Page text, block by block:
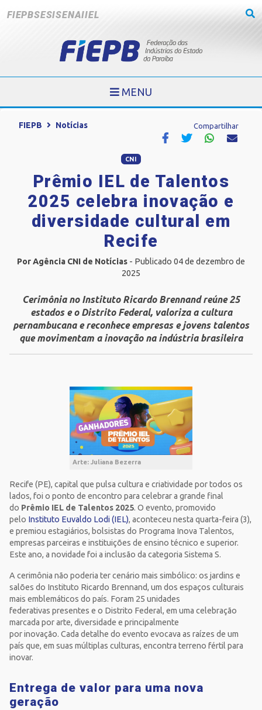
FIEPBSESISENAIIEL
MENU
FIEPB Notícias Compartilhar
CNI
Prêmio IEL de Talentos
2025 celebra inovação e
diversidade cultural em
Recife
Por Agência CNI de Notícias - Publicado 04 de dezembro de
2025
Cerimônia no Instituto Ricardo Brennand reúne 25
estados e o Distrito Federal, valoriza a cultura
pernambucana e reconhece empresas e jovens talentos
que movimentam a inovação na indústria brasileira
Arte: Juliana Bezerra
Recife (PE), capital que pulsa cultura e criatividade por todos os
lados, foi o ponto de encontro para celebrar a grande final
do Prêmio IEL de Talentos 2025. O evento, promovido
pelo Instituto Euvaldo Lodi (IEL), aconteceu nesta quarta-feira (3),
e premiou estagiários, bolsistas do Programa Inova Talentos,
empresas parceiras e instituições de ensino técnico e superior.
Este ano, a novidade foi a inclusão da categoria Sistema S.
A cerimônia não poderia ter cenário mais simbólico: os jardins e
salões do Instituto Ricardo Brennand, um dos espaços culturais
mais emblemáticos do país. Foram 25 unidades
federativas presentes e o Distrito Federal, em uma celebração
marcada por arte, diversidade e principalmente
por inovação. Cada detalhe do evento evocava as raízes de um
país que, em suas múltiplas culturas, encontra terreno fértil para
inovar.
Entrega de valor para uma nova
geração